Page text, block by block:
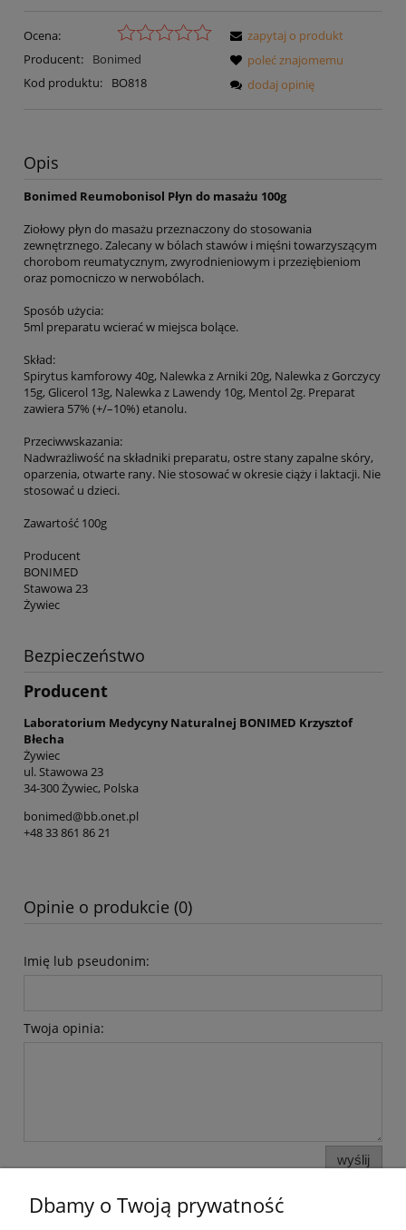
Ocena:
Producent:
Bonimed
Kod produktu:
BO818
zapytaj o produkt
poleć znajomemu
dodaj opinię
Opis
Bonimed Reumobonisol Płyn do masażu 100g
Ziołowy płyn do masażu przeznaczony do stosowania
zewnętrznego. Zalecany w bólach stawów i mięśni towarzyszącym
chorobom reumatycznym, zwyrodnieniowym i przeziębieniom
oraz pomocniczo w nerwobólach.
Sposób użycia:
5ml preparatu wcierać w miejsca bolące.
Skład:
Spirytus kamforowy 40g, Nalewka z Arniki 20g, Nalewka z Gorczycy
15g, Glicerol 13g, Nalewka z Lawendy 10g, Mentol 2g. Preparat
zawiera 57% (+/–10%) etanolu.
Przeciwwskazania:
Nadwrażliwość na składniki preparatu, ostre stany zapalne skóry,
oparzenia, otwarte rany. Nie stosować w okresie ciąży i laktacji. Nie
stosować u dzieci.
Zawartość 100g
Producent
BONIMED
Stawowa 23
Żywiec
Bezpieczeństwo
Producent
Laboratorium Medycyny Naturalnej BONIMED Krzysztof
Błecha
Żywiec
ul. Stawowa 23
34-300 Żywiec, Polska
bonimed@bb.onet.pl
+48 33 861 86 21
Opinie o produkcie (0)
Imię lub pseudonim:
Twoja opinia:
wyślij
Dbamy o Twoją prywatność